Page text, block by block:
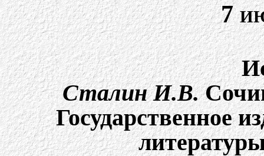
7
Сталин И.В.
Государственное